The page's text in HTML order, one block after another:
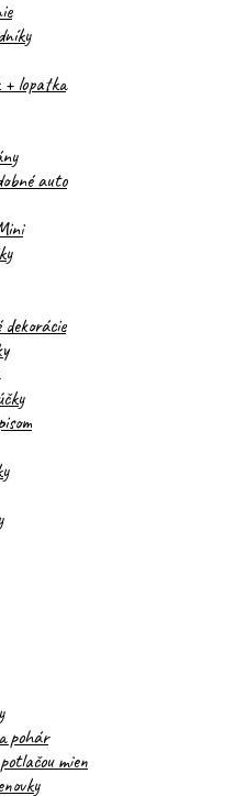
+ lopatka
auto
pohár
mien